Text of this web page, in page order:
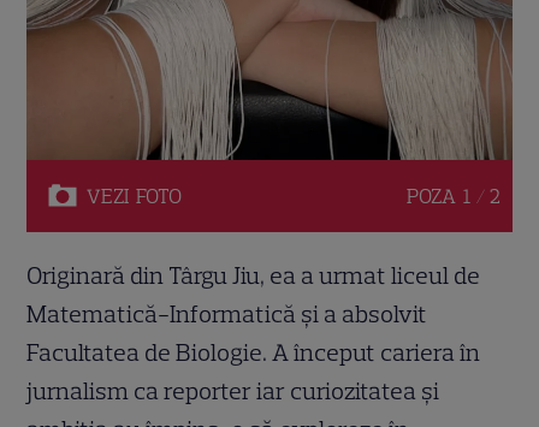
VEZI FOTO POZA 1 / 2
Originară din Târgu Jiu, ea a urmat liceul de
Matematică-Informatică și a absolvit
Facultatea de Biologie. A început cariera în
jurnalism ca reporter iar curiozitatea și